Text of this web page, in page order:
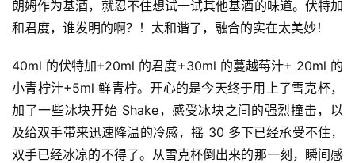
朗姆作为基酒，就忍不住想试一试其他基酒的味道。伏特加
和君度，谁发明的啊？！太和谐了，融合的实在太美妙！
40ml 的伏特加+20ml 的君度+30ml 的蔓越莓汁+ 20ml 的
小青柠汁+5ml 鲜青柠。开心的是今天终于用上了雪克杯，
加了一些冰块开始 Shake，感受冰块之间的强烈撞击，以
及给双手带来迅速降温的冷感，摇 30 多下已经承受不住，
双手已经冰凉的不得了。从雪克杯倒出来的那一刻，瞬间感